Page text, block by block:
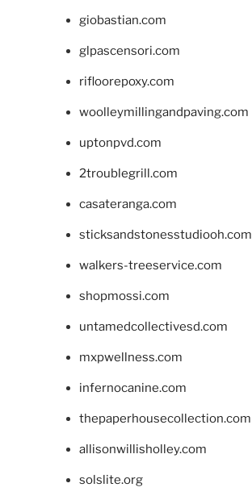
giobastian.com
glpascensori.com
rifloorepoxy.com
woolleymillingandpaving.com
uptonpvd.com
2troublegrill.com
casateranga.com
sticksandstonesstudiooh.com
walkers-treeservice.com
shopmossi.com
untamedcollectivesd.com
mxpwellness.com
infernocanine.com
thepaperhousecollection.com
allisonwillisholley.com
solslite.org